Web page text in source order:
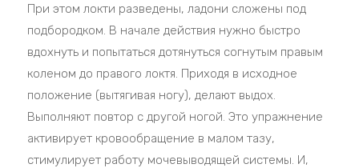
При этом локти разведены, ладони сложены под
подбородком. В начале действия нужно быстро
вдохнуть и попытаться дотянуться согнутым правым
коленом до правого локтя. Приходя в исходное
положение (вытягивая ногу), делают выдох.
Выполняют повтор с другой ногой. Это упражнение
активирует кровообращение в малом тазу,
стимулирует работу мочевыводящей системы. И,